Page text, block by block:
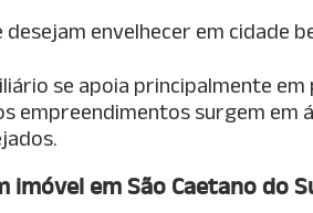
desejam envelhecer em cidade
se apoia principalmente
empreendimentos surgem
imóvel em São Caetano do